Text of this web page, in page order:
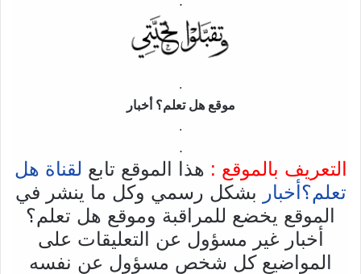
.
موقع هل تعلم؟ أخبار
.
.
التعريف بالموقع : هذا الموقع تابع لقناة هل
تعلم؟أخبار بشكل رسمي وكل ما ينشر في
الموقع يخضع للمراقبة وموقع هل تعلم؟
أخبار غير مسؤول عن التعليقات على
المواضيع كل شخص مسؤول عن نفسه